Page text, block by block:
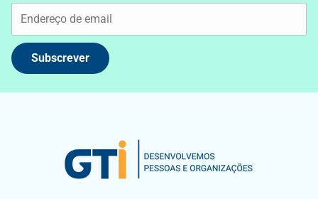
Subscrever